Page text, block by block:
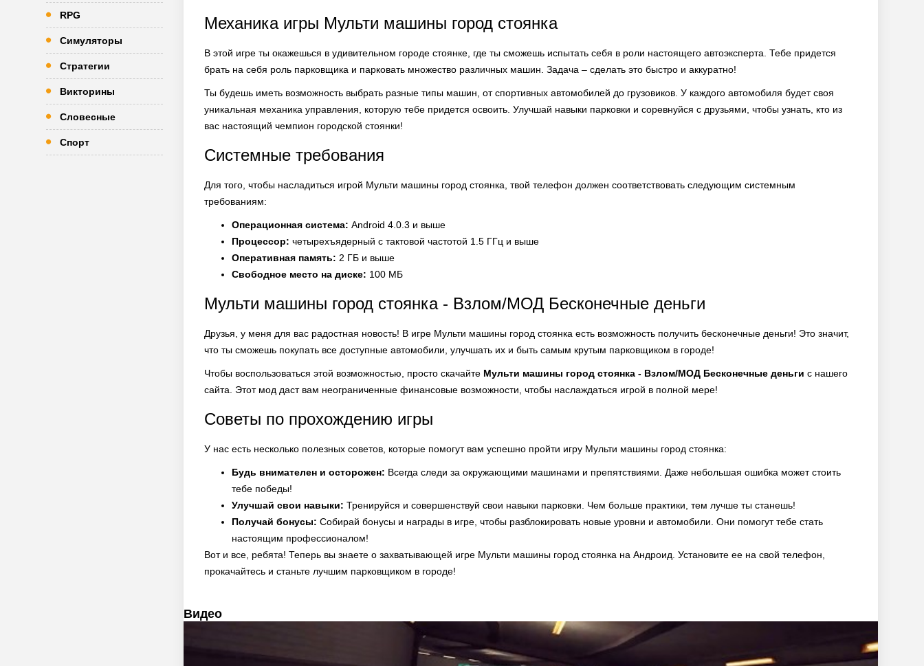
RPG
Симуляторы
Стратегии
Викторины
Словесные
Спорт
Механика игры Мульти машины город стоянка
В этой игре ты окажешься в удивительном городе стоянке, где ты сможешь испытать себя в роли настоящего автоэксперта. Тебе придется
брать на себя роль парковщика и парковать множество различных машин. Задача – сделать это быстро и аккуратно!
Ты будешь иметь возможность выбрать разные типы машин, от спортивных автомобилей до грузовиков. У каждого автомобиля будет своя
уникальная механика управления, которую тебе придется освоить. Улучшай навыки парковки и соревнуйся с друзьями, чтобы узнать, кто из
вас настоящий чемпион городской стоянки!
Системные требования
Для того, чтобы насладиться игрой Мульти машины город стоянка, твой телефон должен соответствовать следующим системным
требованиям:
Операционная система: Android 4.0.3 и выше
Процессор: четырехъядерный с тактовой частотой 1.5 ГГц и выше
Оперативная память: 2 ГБ и выше
Свободное место на диске: 100 МБ
Мульти машины город стоянка - Взлом/МОД Бесконечные деньги
Друзья, у меня для вас радостная новость! В игре Мульти машины город стоянка есть возможность получить бесконечные деньги! Это значит,
что ты сможешь покупать все доступные автомобили, улучшать их и быть самым крутым парковщиком в городе!
Чтобы воспользоваться этой возможностью, просто скачайте Мульти машины город стоянка - Взлом/МОД Бесконечные деньги с нашего
сайта. Этот мод даст вам неограниченные финансовые возможности, чтобы наслаждаться игрой в полной мере!
Советы по прохождению игры
У нас есть несколько полезных советов, которые помогут вам успешно пройти игру Мульти машины город стоянка:
Будь внимателен и осторожен: Всегда следи за окружающими машинами и препятствиями. Даже небольшая ошибка может стоить
тебе победы!
Улучшай свои навыки: Тренируйся и совершенствуй свои навыки парковки. Чем больше практики, тем лучше ты станешь!
Получай бонусы: Собирай бонусы и награды в игре, чтобы разблокировать новые уровни и автомобили. Они помогут тебе стать
настоящим профессионалом!
Вот и все, ребята! Теперь вы знаете о захватывающей игре Мульти машины город стоянка на Андроид. Установите ее на свой телефон,
прокачайтесь и станьте лучшим парковщиком в городе!
Видео